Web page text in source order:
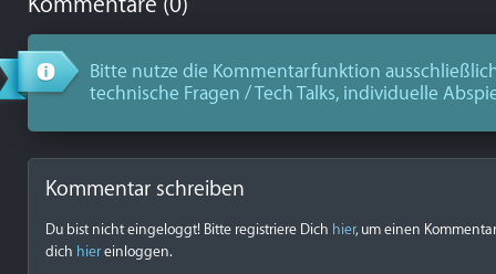
Bitte nutze die Kommentarfunktion
technische Fragen / Tech Talks, individuelle
Kommentar schreiben
Du bist nicht eingeloggt! Bitte registriere Dich hier, um einen
dich hiereinloggen.